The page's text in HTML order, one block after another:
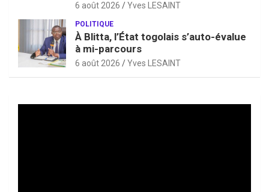
6 août 2026 Yves LESAINT
POLITIQUE
À Blitta, l’État togolais s’auto-évalue
à mi-parcours
6 août 2026 Yves LESAINT